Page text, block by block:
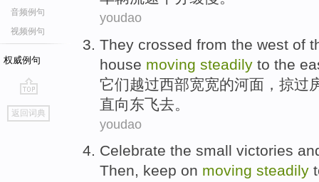
音频例句
视频例句
权威例句
go
top
返回词典
youdao
They crossed from the west of
house moving steadily to the
它们越过西部宽宽的河面 ，掠过
直向东飞去。
youdao
Celebrate the small victories
Then, keep on moving steadily